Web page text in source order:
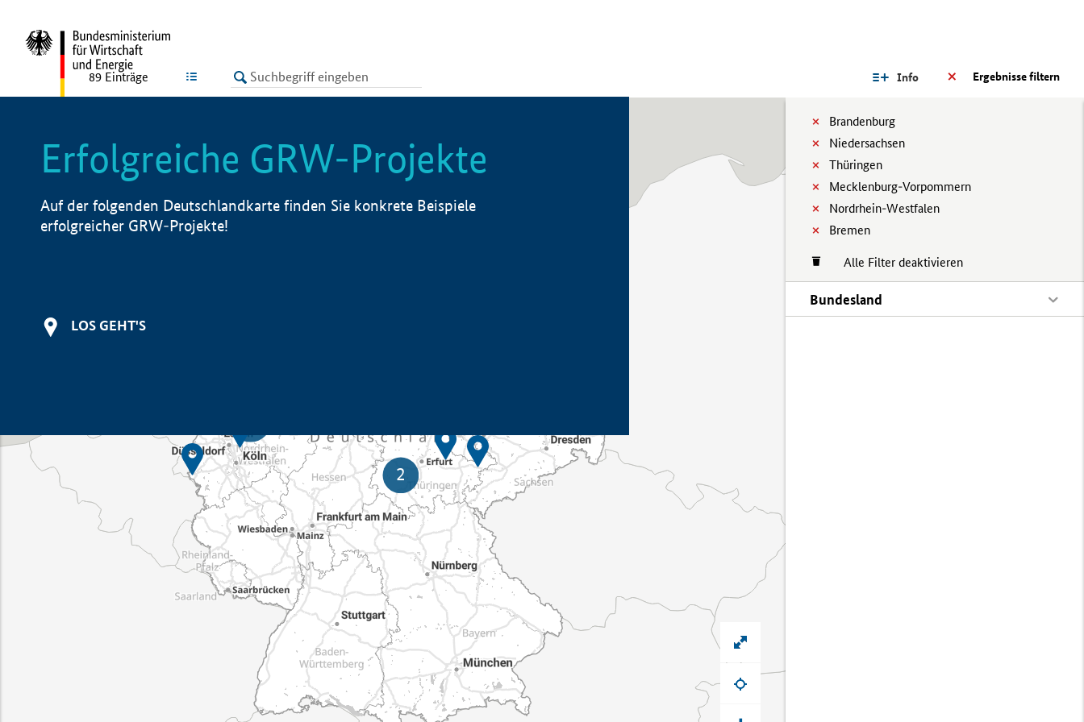
LISTE Ergebnisse filtern
Info
Brandenburg
Niedersachsen
Thüringen
Mecklenburg-Vorpommern
Nordrhein-Westfalen
Bremen
Alle Filter deaktivieren
Bundesland
89 Einträge
Erfolgreiche GRW-Projekte
Auf der folgenden Deutschlandkarte finden Sie konkrete Beispiele
erfolgreicher GRW-Projekte!
LOS GEHT'S